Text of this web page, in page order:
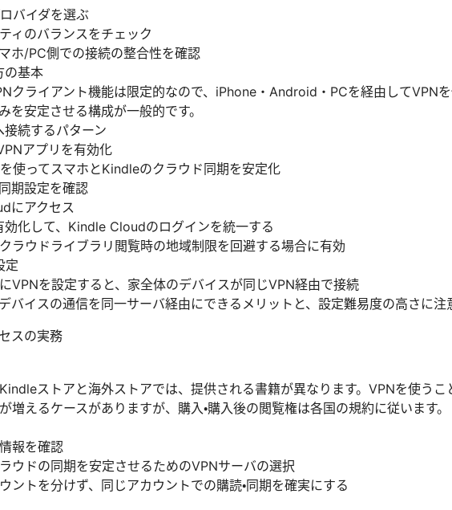
バイダを選ぶ
ィのバランスをチェック
ホ/PC側での接続の整合性を確認
の基本
クライアント機能は限定的なので、iPhone・Android・PCを経由してVPNを
を安定させる構成が一般的です。
続するパターン
アプリを有効化
使ってスマホとKindleのクラウド同期を安定化
期設定を確認
にアクセス
効化して、Kindle Cloudのログインを統一する
ラウドライブラリ閲覧時の地域制限を回避する場合に有効
定
VPNを設定すると、家全体のデバイスが同じVPN経由で接続
バイスの通信を同一サーバ経由にできるメリットと、設定難易度の高さに注
スの実務
ストアと海外ストアでは、提供される書籍が異なります。VPNを使うこ
増えるケースがありますが、購入・購入後の閲覧権は各国の規約に従います。
報を確認
ウドの同期を安定させるためのVPNサーバの選択
ントを分けず、同じアカウントでの購読・同期を確実にする